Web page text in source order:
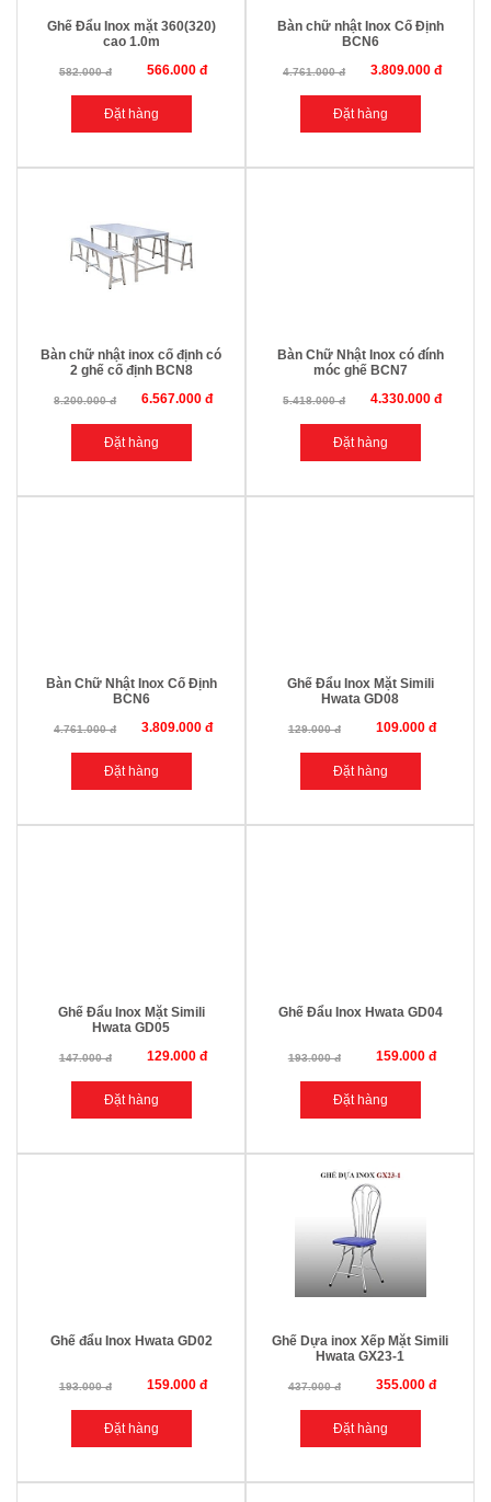
Ghế Đẩu Inox mặt 360(320)
cao 1.0m
582.000 đ 566.000 đ
Bàn chữ nhật Inox Cố Định
BCN6
4.761.000 đ 3.809.000 đ
Bàn chữ nhật inox cố định có
2 ghế cố định BCN8
8.200.000 đ 6.567.000 đ
Bàn Chữ Nhật Inox có đính
móc ghế BCN7
5.418.000 đ 4.330.000 đ
Bàn Chữ Nhật Inox Cố Định
BCN6
4.761.000 đ 3.809.000 đ
Ghế Đẩu Inox Mặt Simili
Hwata GD08
129.000 đ 109.000 đ
Ghế Đẩu Inox Mặt Simili
Hwata GD05
147.000 đ 129.000 đ
Ghế Đẩu Inox Hwata GD04
193.000 đ 159.000 đ
Ghế đẩu Inox Hwata GD02
193.000 đ 159.000 đ
Ghế Dựa inox Xếp Mặt Simili
Hwata GX23-1
437.000 đ 355.000 đ